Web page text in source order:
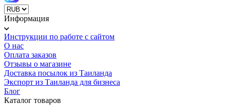
Информация
Инструкции по работе с сайтом
О нас
Оплата заказов
Отзывы о магазине
Доставка посылок из Таиланда
Экспорт из Таиланда для бизнеса
Блог
Каталог товаров